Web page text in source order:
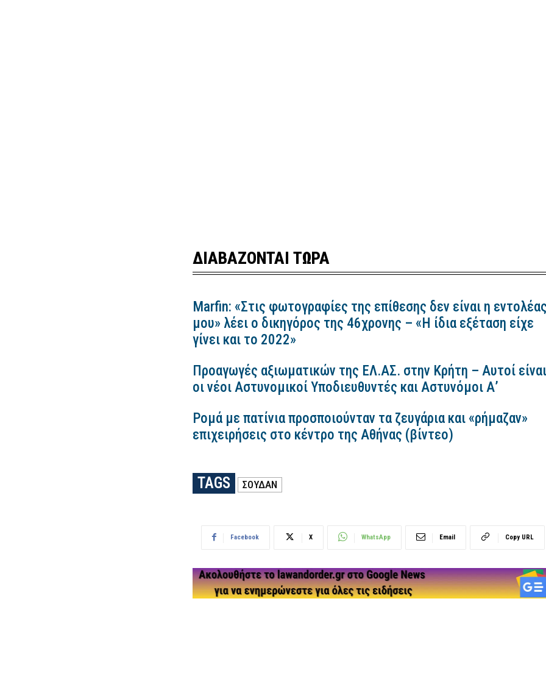
ΔΙΑΒΑΖΟΝΤΑΙ ΤΩΡΑ
Marfin: «Στις φωτογραφίες της επίθεσης δεν είναι η εντολέας
μου» λέει ο δικηγόρος της 46χρονης – «Η ίδια εξέταση είχε
γίνει και το 2022»
Προαγωγές αξιωματικών της ΕΛ.ΑΣ. στην Κρήτη – Αυτοί είναι
οι νέοι Αστυνομικοί Υποδιευθυντές και Αστυνόμοι Α’
Ρομά με πατίνια προσποιούνταν τα ζευγάρια και «ρήμαζαν»
επιχειρήσεις στο κέντρο της Αθήνας (βίντεο)
TAGS ΣΟΥΔΆΝ
Facebook X WhatsApp Email Copy URL